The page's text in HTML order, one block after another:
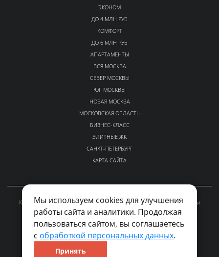
Мы используем cookies для улучшения
работы сайта и аналитики. Продолжая
пользоваться сайтом, вы соглашаетесь
с обработкой персональных данных.
Принять
ЭКОНОМ
ДО 4 МЛН РУБ
КОМФОРТ
ДО 6 МЛН РУБ
АПАРТАМЕНТЫ
ВСЯ МОСКВА
СЕВЕР МОСКВЫ
ЮГ МОСКВЫ
НОВАЯ МОСКВА
МОСКОВСКАЯ ОБЛАСТЬ
БИЗНЕС-КЛАСС
ЭЛИТНЫЕ ЖК
САНКТ-ПЕТЕРБУРГ
КАРТА САЙТА
Каталог проверенных новостроек Москвы и Московской области
kvalto-sales@yandex.ru
По вопросам размещения рекламы и сотрудничества